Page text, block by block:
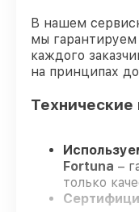
В нашем
мы
каждого
на принципах
Технические
Fortuna –
только